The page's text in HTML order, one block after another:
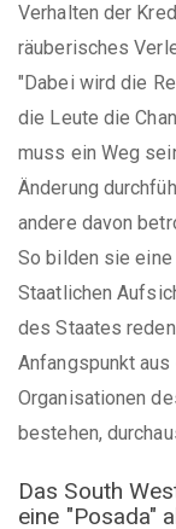
Verhalten der
räuberisches
"Dabei wird die
die Leute die
muss ein Weg
Änderung
andere davon
So bilden sie eine
Staatlichen
des Staates
Anfangspunkt
Organisationen
bestehen,
Das South
eine "Posada"